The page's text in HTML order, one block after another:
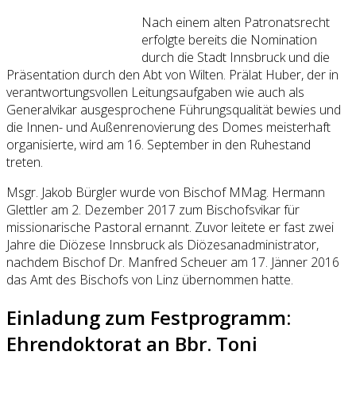
Nach einem alten Patronatsrecht
erfolgte bereits die Nomination
durch die Stadt Innsbruck und die
Präsentation durch den Abt von Wilten. Prälat Huber, der in
verantwortungsvollen Leitungsaufgaben wie auch als
Generalvikar ausgesprochene Führungsqualität bewies und
die Innen- und Außenrenovierung des Domes meisterhaft
organisierte, wird am 16. September in den Ruhestand
treten.
Msgr. Jakob Bürgler wurde von Bischof MMag. Hermann
Glettler am 2. Dezember 2017 zum Bischofsvikar für
missionarische Pastoral ernannt. Zuvor leitete er fast zwei
Jahre die Diözese Innsbruck als Diözesanadministrator,
nachdem Bischof Dr. Manfred Scheuer am 17. Jänner 2016
das Amt des Bischofs von Linz übernommen hatte.
Einladung zum Festprogramm:
Ehrendoktorat an Bbr. Toni